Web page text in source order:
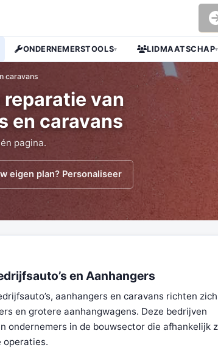
ONDERNEMERSTOOLS▾ LIDMAATSCHAP▾
caravans
van
en caravans
pagina.
eigen plan? Personaliseer
en Aanhangers
aanhangers en caravans richten
en grotere aanhangwagens. Deze bedrijven
in de bouwsector die afhankelijk
operaties.